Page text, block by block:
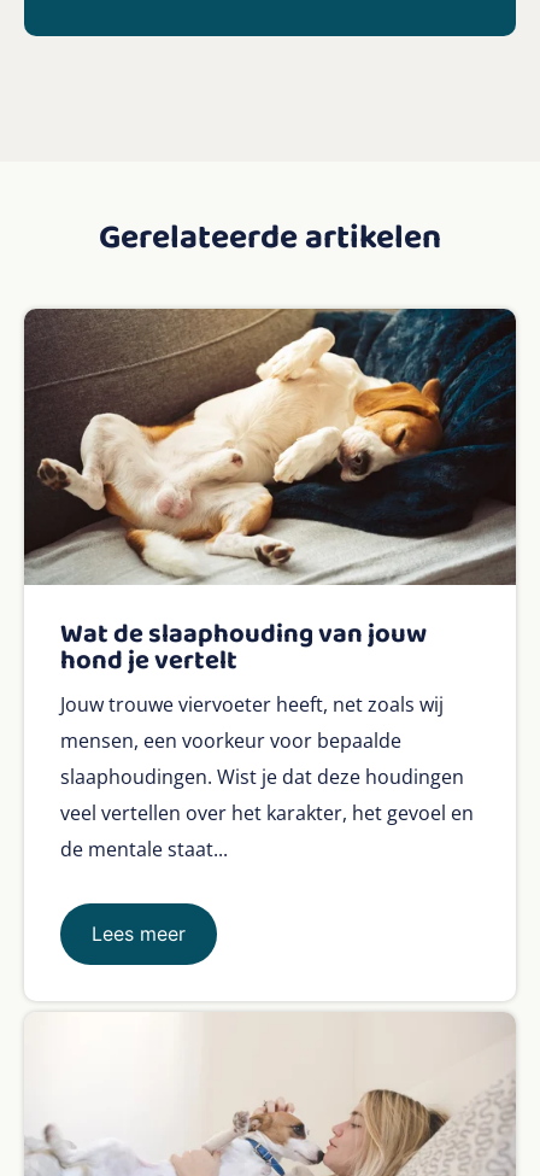
Gerelateerde artikelen
Wat de slaaphouding van jouw
hond je vertelt
Jouw trouwe viervoeter heeft, net zoals wij
mensen, een voorkeur voor bepaalde
slaaphoudingen. Wist je dat deze houdingen
veel vertellen over het karakter, het gevoel en
de mentale staat...
Lees meer